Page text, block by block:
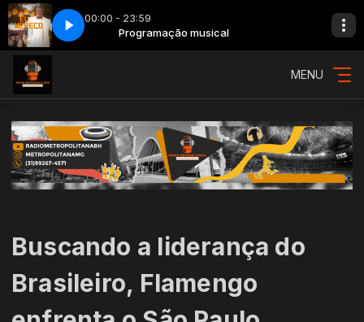
00:00 - 23:59
Programação musical
Ser Feliz - Ao Vivo 050 - Mumuzinho - Eu Mereço Ser Feliz - Ao Vivo
MENU
Buscando a liderança do
Brasileiro, Flamengo